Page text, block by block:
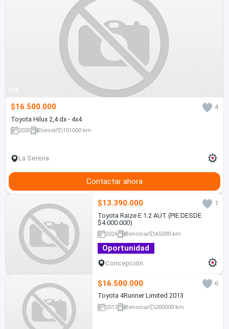
1/6
$16.500.000
4
Toyota Hilux 2,4 dx - 4x4
2020 Diesel 101000 km
La Serena
Contactar ahora
$13.390.000
1
Toyota Raize E 1.2 AUT (PIE DESDE
$4.000.000)
2024 Bencina 65000 km
Oportunidad
Concepción
$16.500.000
6
Toyota 4Runner Limited 2013
2013 Bencina 200000 km